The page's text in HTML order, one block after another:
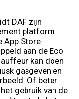
DAF zijn
platform
App Store
aan de Eco
kan doen
gasgeven en
Of beter
gebruik van de